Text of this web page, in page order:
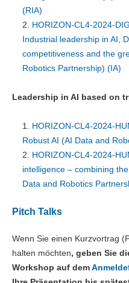
(RIA)
HORIZON-CL4-2024-
Industrial leadership in AI,
competitiveness and the
Robotics Partnership) (IA)
Leadership in AI based on
HORIZON-CL4-2024-
Robust AI (AI Data and
HORIZON-CL4-2024-
intelligence – combining
Data and Robotics
Pitch Talks
Wenn Sie einen Kurzvortrag
halten möchten, geben Sie
Workshop auf dem